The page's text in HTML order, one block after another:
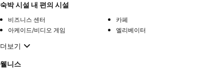
숙박 시설 내 편의 시설
비즈니스 센터
카페
아케이드/비디오 게임
엘리베이터
더보기
웰니스